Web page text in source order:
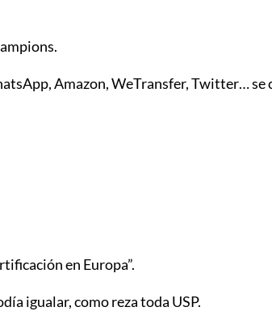
Amazon, WeTransfer, Twitter… se
en Europa”.
igualar, como reza toda USP.